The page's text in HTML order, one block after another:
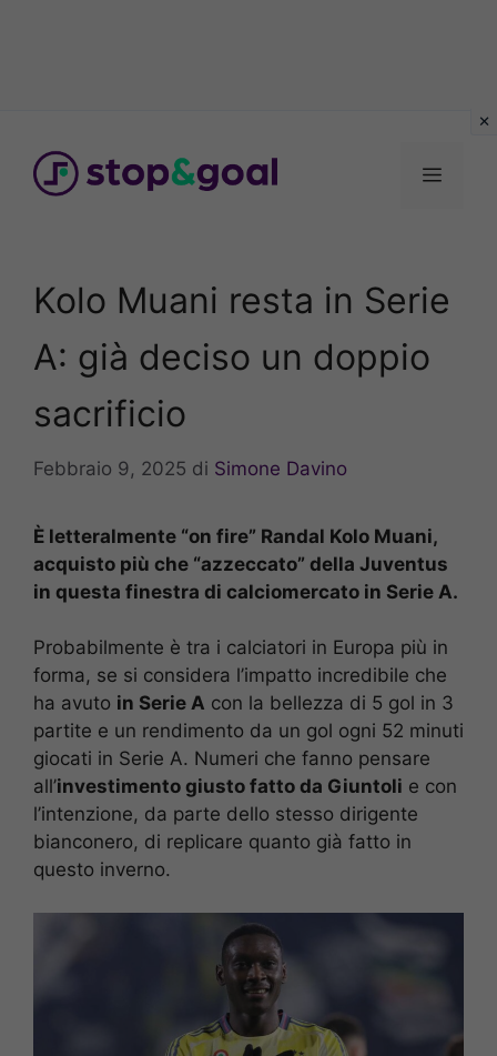
contenuto
Menu
Kolo Muani resta in Serie
A: già deciso un doppio
sacrificio
Febbraio 9, 2025 di Simone Davino
È letteralmente “on fire” Randal Kolo Muani,
acquisto più che “azzeccato” della Juventus
in questa finestra di calciomercato in Serie A.
Probabilmente è tra i calciatori in Europa più in
forma, se si considera l’impatto incredibile che
ha avuto in Serie A con la bellezza di 5 gol in 3
partite e un rendimento da un gol ogni 52 minuti
giocati in Serie A. Numeri che fanno pensare
all’investimento giusto fatto da Giuntoli e con
l’intenzione, da parte dello stesso dirigente
bianconero, di replicare quanto già fatto in
questo inverno.